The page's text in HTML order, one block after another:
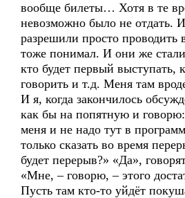
вообще билеты… Хотя в те
невозможно было не отдать.
разрешили просто проводить
тоже понимал. И они же стали
кто будет первый выступать,
говорить и т.д. Меня там
И я, когда закончилось
как бы на попятную и
меня и не надо тут в
только сказать во время
будет перерыв?» «Да»,
«Мне, – говорю, – этого
Пусть там кто-то уйдёт